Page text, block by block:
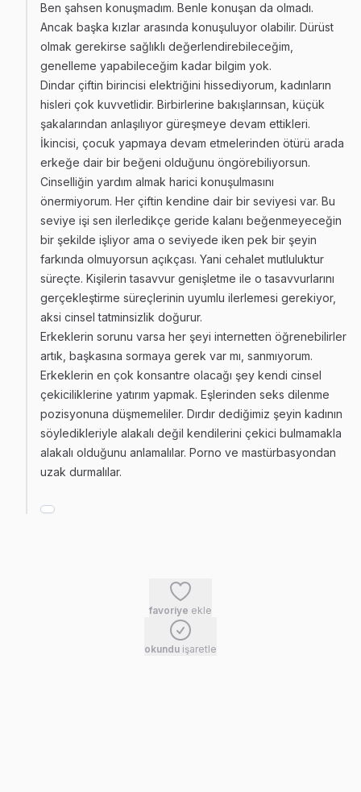
Ben şahsen konuşmadım. Benle konuşan da olmadı.
Ancak başka kızlar arasında konuşuluyor olabilir. Dürüst
olmak gerekirse sağlıklı değerlendirebileceğim,
genelleme yapabileceğim kadar bilgim yok.
Dindar çiftin birincisi elektriğini hissediyorum, kadınların
hisleri çok kuvvetlidir. Birbirlerine bakışlarınsan, küçük
şakalarından anlaşılıyor güreşmeye devam ettikleri.
İkincisi, çocuk yapmaya devam etmelerinden ötürü arada
erkeğe dair bir beğeni olduğunu öngörebiliyorsun.
Cinselliğin yardım almak harici konuşulmasını
önermiyorum. Her çiftin kendine dair bir seviyesi var. Bu
seviye işi sen ilerledikçe geride kalanı beğenmeyeceğin
bir şekilde işliyor ama o seviyede iken pek bir şeyin
farkında olmuyorsun açıkçası. Yani cehalet mutluluktur
süreçte. Kişilerin tasavvur genişletme ile o tasavvurlarını
gerçekleştirme süreçlerinin uyumlu ilerlemesi gerekiyor,
aksi cinsel tatminsizlik doğurur.
Erkeklerin sorunu varsa her şeyi internetten öğrenebilirler
artık, başkasına sormaya gerek var mı, sanmıyorum.
Erkeklerin en çok konsantre olacağı şey kendi cinsel
çekiciliklerine yatırım yapmak. Eşlerinden seks dilenme
pozisyonuna düşmemeliler. Dırdır dediğimiz şeyin kadının
söyledikleriyle alakalı değil kendilerini çekici bulmamakla
alakalı olduğunu anlamalılar. Porno ve mastürbasyondan
uzak durmalılar.
favoriye ekle
okundu işaretle